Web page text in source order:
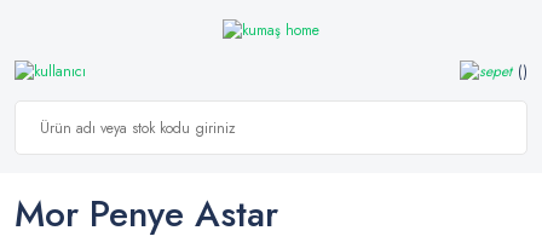
Mor Penye Astar